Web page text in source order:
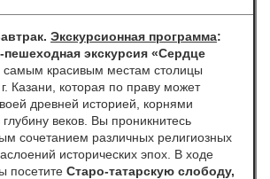
Экскурсионная программа:
пешеходная экскурсия «Сердце
самым красивым местам столицы
Казани, которая по праву может
древней историей, корнями
веков. Вы проникнитесь
сочетанием различных религиозных
исторических эпох. В ходе
посетите Старо-татарскую слободу,